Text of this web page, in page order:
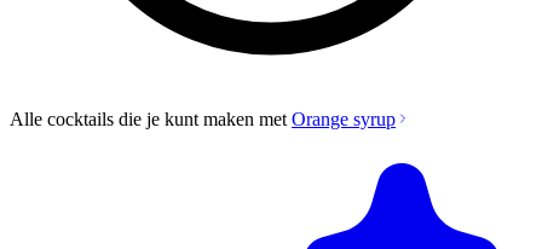
Alle cocktails die je kunt maken met Orange syrup